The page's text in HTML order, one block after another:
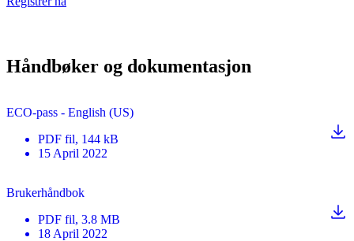
Håndbøker og dokumentasjon
ECO-pass - English (US)
PDF fil, 144 kB
15 April 2022
Brukerhåndbok
PDF fil, 3.8 MB
18 April 2022